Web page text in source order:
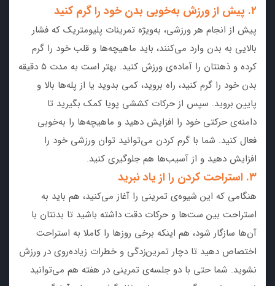
۲. پیش از ورزش به‌خوبی بدن خود را گرم کنید
پیش از انجام هر ورزشی، به‌ویژه تمرینات پلیومتریک که فشار
بالایی به بدن وارد می‌کنند، باید ماهیچه‌ها و قلب خود را گرم
کرده و ذهنتان را آماده‌ی ورزش کنید. بهتر است به مدت ۵ دقیقه
بدن خود را گرم کنید، راه بروید، کمی بدوید یا از پله‌ها بالا و
پایین بروید. سپس از حرکات کششی پویا کمک بگیرید تا
دامنه‌ی حرکتی خود را افزایش دهید و ماهیچه‌ها را به‌خوبی
فعال کنید. شما با گرم کردن می‌توانید توان ورزشی خود را
افزایش دهید و از آسیب‌ها هم جلوگیری کنید.
۳. استراحت کردن را از یاد نبرید
هنگامی که این شیوه‌ی تمرینی را آغاز می‌کنید، هم باید به
استراحت بین ست‌ها و حرکات دقت داشته باشید تا بدنتان با
آن‌ها سازگار شود، هم اینکه برخی روزها را کاملا به استراحت
اختصاص دهید تا دچار تمرین‌زدگی و خطرات زیاده‌روی در ورزش
نشوید. شما حتی با دو جلسه‌ی تمرینی در هفته هم می‌توانید